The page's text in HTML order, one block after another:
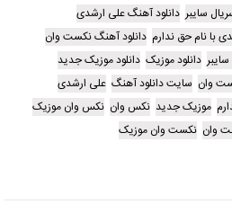
سایبر دانلود آهنگ علی ارشدی
با نام حق ندارم دانلود آهنگ نکست وان
دانلود موزیک دانلود موزیک جدید
وان سایت دانلود آهنگ علی ارشدی
موزیک جدید نکس وان نکس وان موزیک
وان نکست وان موزیک